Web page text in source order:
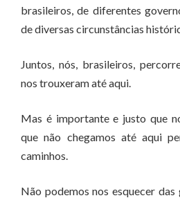
brasileiros, de diferentes
de diversas circunstâncias
Juntos, nós, brasileiros,
nos trouxeram até aqui.
Mas é importante e justo que
que não chegamos até aqui
caminhos.
Não podemos nos esquecer das